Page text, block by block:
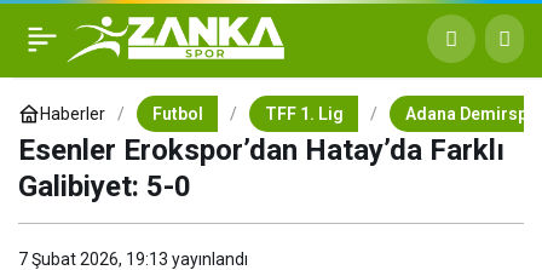
Haberler Futbol TFF 1. Lig Adana
Esenler Erokspor’dan Hatay’da Farklı
Galibiyet: 5-0
7 Şubat 2026, 19:13 yayınlandı
Esenler Erokspor’dan
Hatay’da Farklı Galibiyet: 5-
0